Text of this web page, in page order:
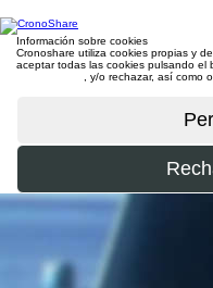
Información sobre cookies
Cronoshare utiliza cookies propias y
aceptar todas las cookies pulsando el
, y/o rechazar, así como